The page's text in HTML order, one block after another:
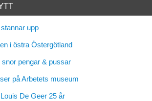
upp
i östra Östergötland
pengar & pussar
på Arbetets museum
De Geer 25 år